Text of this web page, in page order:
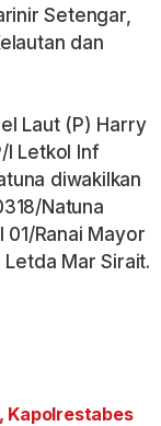
Setengar,
dan
Laut (P) Harry
I Letkol Inf
diwakilkan
Natuna
01/Ranai Mayor
Mar Sirait.
Kapolrestabes